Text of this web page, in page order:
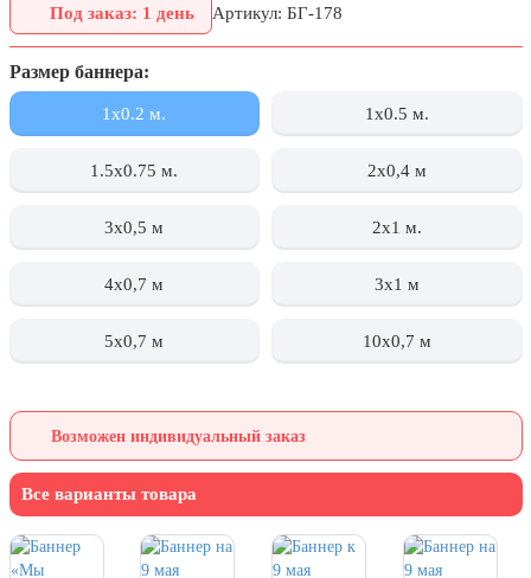
День города Москвы (первая суббота
сентября)
День нефтяника (первое воскресенье
воскресенье сентября)
пожилых людей
19 октября, День Отца
25 октября, День Таможенника
28 октября, День Бабушек и Дедушек
4 ноября, День народного единства
7 ноября, День проведения военного
парада на Красной площади
Под заказ: 1 день Артикул: БГ-178
Размер баннера:
1х0.2 м. 1x0.5 м.
1.5x0.75 м. 2х0,4 м
3х0,5 м 2x1 м.
4х0,7 м 3x1 м
5х0,7 м 10х0,7 м
Возможен индивидуальный заказ
Все варианты товара